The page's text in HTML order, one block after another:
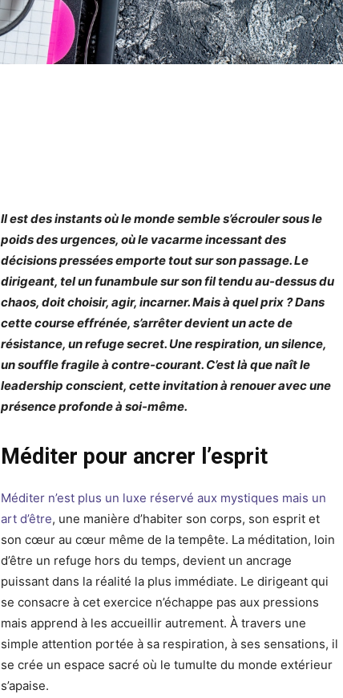
Il est des instants où le monde semble s’écrouler sous le
poids des urgences, où le vacarme incessant des
décisions pressées emporte tout sur son passage. Le
dirigeant, tel un funambule sur son fil tendu au-dessus du
chaos, doit choisir, agir, incarner. Mais à quel prix ? Dans
cette course effrénée, s’arrêter devient un acte de
résistance, un refuge secret. Une respiration, un silence,
un souffle fragile à contre-courant. C’est là que naît le
leadership conscient, cette invitation à renouer avec une
présence profonde à soi-même.
Méditer pour ancrer l’esprit
Méditer n’est plus un luxe réservé aux mystiques mais un
art d’être, une manière d’habiter son corps, son esprit et
son cœur au cœur même de la tempête. La méditation, loin
d’être un refuge hors du temps, devient un ancrage
puissant dans la réalité la plus immédiate. Le dirigeant qui
se consacre à cet exercice n’échappe pas aux pressions
mais apprend à les accueillir autrement. À travers une
simple attention portée à sa respiration, à ses sensations, il
se crée un espace sacré où le tumulte du monde extérieur
s’apaise.